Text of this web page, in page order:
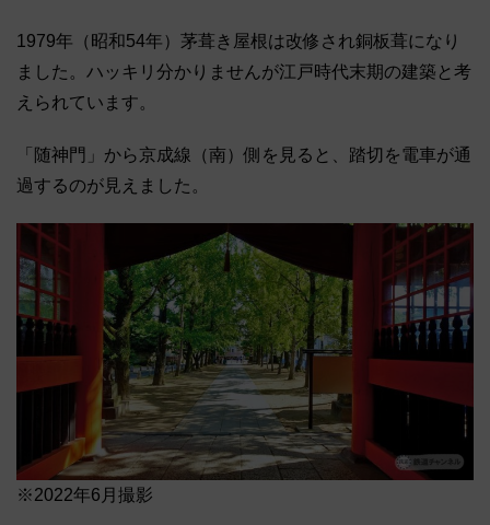
1979年（昭和54年）茅葺き屋根は改修され銅板葺になり
ました。ハッキリ分かりませんが江戸時代末期の建築と考
えられています。
「随神門」から京成線（南）側を見ると、踏切を電車が通
過するのが見えました。
※2022年6月撮影